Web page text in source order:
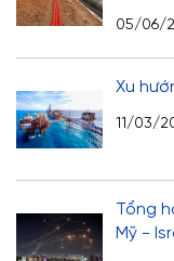
05/06/
Xu
11/03/
Tổng
Mỹ -